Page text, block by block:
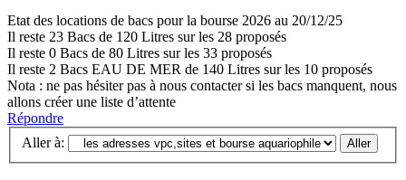
Etat des locations de bacs pour la bourse 2026 au 20/12/25
Il reste 23 Bacs de 120 Litres sur les 28 proposés
Il reste 0 Bacs de 80 Litres sur les 33 proposés
Il reste 2 Bacs EAU DE MER de 140 Litres sur les 10 proposés
Nota : ne pas hésiter pas à nous contacter si les bacs manquent, nous
allons créer une liste d’attente
Répondre
Aller à: